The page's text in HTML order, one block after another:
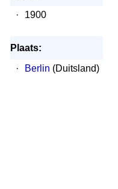
·
1900
Plaats:
·
Berlin (Duitsland)